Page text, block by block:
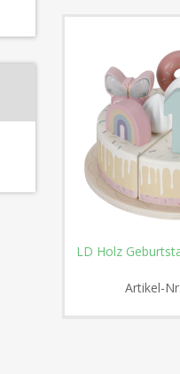
LD Holz
Artikel-Nr.